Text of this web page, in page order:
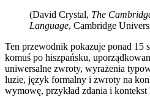
(David Crystal, The
Language, Cambridge
Ten przewodnik pokazuje ponad 15
komuś po hiszpańsku,
uniwersalne zwroty, wyrażenia
luzie, język formalny i zwroty na
wymowę, przykład zdania i